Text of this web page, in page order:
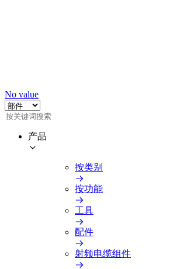
No value
产品
按类别
按功能
工具
配件
射频电缆组件